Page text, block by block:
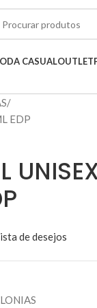
CASUALOUTLET
EDP
de desejos